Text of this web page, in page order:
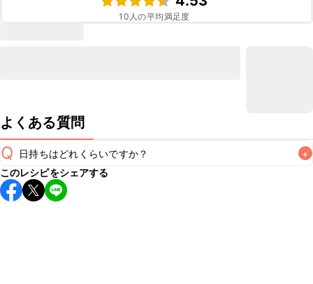
10 人の平均満足度
よくある質問
Q 日持ちはどれくらいですか？ +
保存期間は冷蔵で翌日中が目安です。なるべくお早めにお召
し上がりください。
このレシピをシェアする